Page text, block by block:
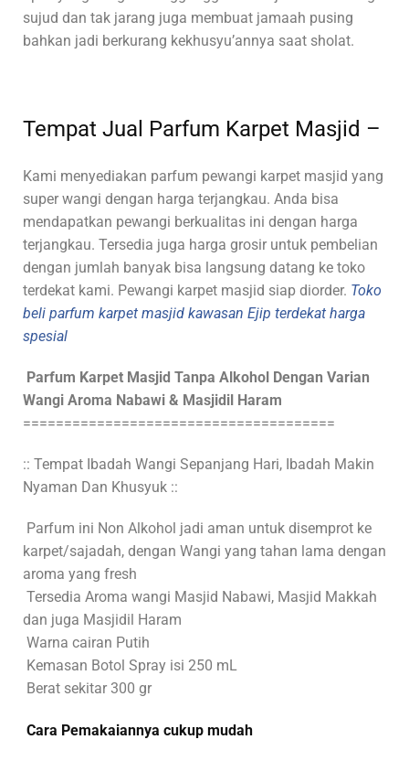
sujud dan tak jarang juga membuat jamaah pusing
bahkan jadi berkurang kekhusyu’annya saat sholat.
Tempat Jual Parfum Karpet Masjid –
Kami menyediakan parfum pewangi karpet masjid yang
super wangi dengan harga terjangkau. Anda bisa
mendapatkan pewangi berkualitas ini dengan harga
terjangkau. Tersedia juga harga grosir untuk pembelian
dengan jumlah banyak bisa langsung datang ke toko
terdekat kami. Pewangi karpet masjid siap diorder. Toko
beli parfum karpet masjid kawasan Ejip terdekat harga
spesial
Parfum Karpet Masjid Tanpa Alkohol Dengan Varian
Wangi Aroma Nabawi & Masjidil Haram
======================================
:: Tempat Ibadah Wangi Sepanjang Hari, Ibadah Makin
Nyaman Dan Khusyuk ::
Parfum ini Non Alkohol jadi aman untuk disemprot ke
karpet/sajadah, dengan Wangi yang tahan lama dengan
aroma yang fresh
Tersedia Aroma wangi Masjid Nabawi, Masjid Makkah
dan juga Masjidil Haram
Warna cairan Putih
Kemasan Botol Spray isi 250 mL
Berat sekitar 300 gr
Cara Pemakaiannya cukup mudah